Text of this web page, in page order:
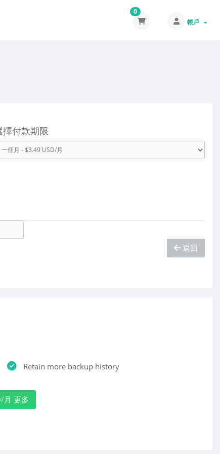
0
帳戶
擇付款期限
返回
Retain more backup history
月 更多